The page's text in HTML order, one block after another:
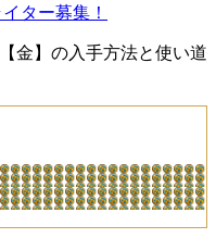
ター募集！
金】の入手方法と使い道